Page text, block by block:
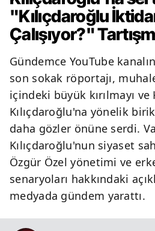
"Kılıçdaroğlu
Çalışıyor?"
Gündemce YouTube
son sokak röportajı,
içindeki büyük kırılmayı ve
Kılıçdaroğlu'na yönelik
daha gözler önüne serdi.
Kılıçdaroğlu'nun siyaset
Özgür Özel yönetimi ve
senaryoları hakkındaki
medyada gündem yarattı.